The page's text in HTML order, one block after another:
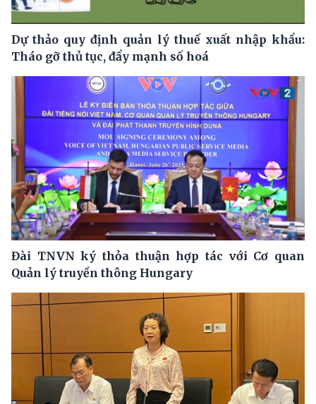
Dự thảo quy định quản lý thuế xuất nhập khẩu:
Tháo gỡ thủ tục, đẩy mạnh số hoá
Đài TNVN ký thỏa thuận hợp tác với Cơ quan
Quản lý truyền thông Hungary